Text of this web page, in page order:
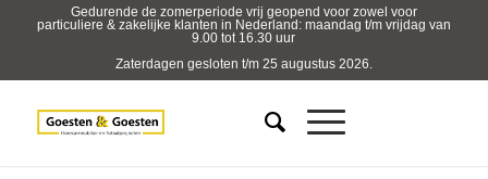
Gedurende de zomerperiode vrij geopend voor zowel voor
particuliere & zakelijke klanten in Nederland: maandag t/m vrijdag van
9.00 tot 16.30 uur
Zaterdagen gesloten t/m 25 augustus 2026.